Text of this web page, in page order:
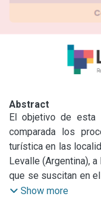
Abstract
El objetivo de esta
comparada los
turística en las
Levalle (Argentina),
que se suscitan en
relación a la
Show more